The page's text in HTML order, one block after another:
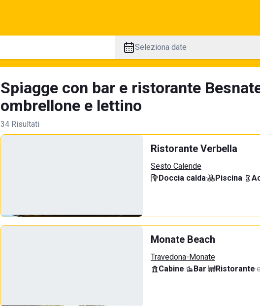
Seleziona date
Spiagge con bar e ristorante
ombrellone e lettino
34 Risultati
Ristorante Verbella
Sesto Calende
Doccia calda· Piscina·
Monate Beach
Travedona-Monate
Cabine· Bar· Ristorante·